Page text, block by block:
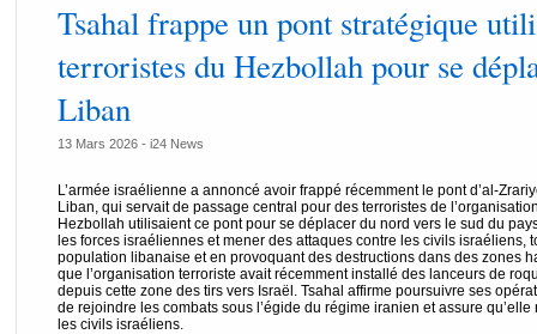
Tsahal frappe un pont stratégique
terroristes du Hezbollah pour se
Liban
13 Mars 2026 - i24 News
L’armée israélienne a annoncé avoir frappé récemment le pont d’al-
Liban, qui servait de passage central pour des terroristes de
Hezbollah utilisaient ce pont pour se déplacer du nord vers le sud du
les forces israéliennes et mener des attaques contre les civils israéliens,
population libanaise et en provoquant des destructions dans des zones
que l’organisation terroriste avait récemment installé des lanceurs de
depuis cette zone des tirs vers Israël. Tsahal affirme poursuivre ses
de rejoindre les combats sous l’égide du régime iranien et assure qu’elle
les civils israéliens.